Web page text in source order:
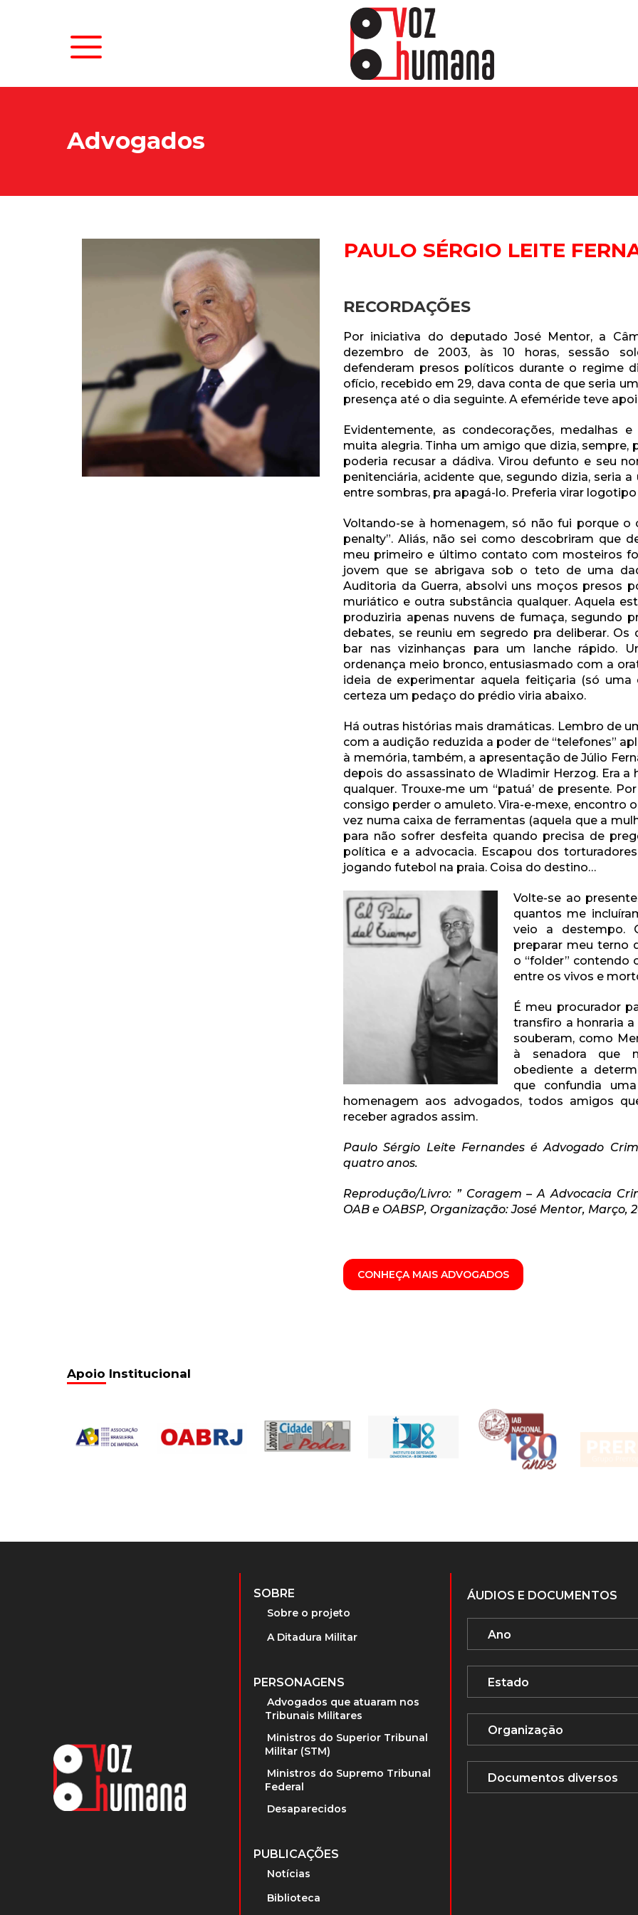
Advogados
PAULO SÉRGIO LEITE
RECORDAÇÕES
Por iniciativa do deputado José Mentor, a
dezembro de 2003, às 10 horas, sessão
defenderam presos políticos durante o regime
ofício, recebido em 29, dava conta de que seria
presença até o dia seguinte. A efeméride teve
Evidentemente, as condecorações, medalhas
muita alegria. Tinha um amigo que dizia, sempre,
poderia recusar a dádiva. Virou defunto e seu
penitenciária, acidente que, segundo dizia, seria
entre sombras, pra apagá-lo. Preferia virar
Voltando-se à homenagem, só não fui porque o
penalty”. Aliás, não sei como descobriram que
meu primeiro e último contato com mosteiros
jovem que se abrigava sob o teto de uma
Auditoria da Guerra, absolvi uns moços presos
muriático e outra substância qualquer. Aquela
produziria apenas nuvens de fumaça, segundo
debates, se reuniu em segredo pra deliberar.
bar nas vizinhanças para um lanche rápido.
ordenança meio bronco, entusiasmado com a
ideia de experimentar aquela feitiçaria (só uma
certeza um pedaço do prédio viria abaixo.
Há outras histórias mais dramáticas. Lembro de
com a audição reduzida a poder de “telefones”
à memória, também, a apresentação de Júlio
depois do assassinato de Wladimir Herzog. Era
qualquer. Trouxe-me um “patuá’ de presente.
consigo perder o amuleto. Vira-e-mexe, encontro
vez numa caixa de ferramentas (aquela que a
para não sofrer desfeita quando precisa de
política e a advocacia. Escapou dos
jogando futebol na praia. Coisa do destino…
Volte-se ao
quantos me
veio a destempo.
preparar meu terno
o “folder” contendo
entre os vivos e
É meu procurador
transfiro a honraria
souberam, como
à senadora que
obediente a
que confundia
homenagem aos advogados, todos amigos
receber agrados assim.
Paulo Sérgio Leite Fernandes é Advogado
quatro anos.
Reprodução/Livro: ” Coragem – A Advocacia
OAB e OABSP, Organização: José Mentor, Março,
CONHEÇA MAIS ADVOGADOS
Apoio Institucional
SOBRE
Sobre o projeto
A Ditadura Militar
PERSONAGENS
Advogados que atuaram nos
Tribunais Militares
Ministros do Superior Tribunal
Militar (STM)
Ministros do Supremo Tribunal
Federal
Desaparecidos
PUBLICAÇÕES
Notícias
Biblioteca
ÁUDIOS E DOCUMENTOS